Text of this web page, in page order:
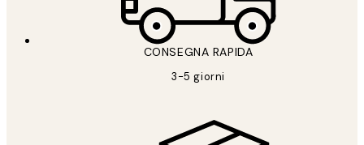
CONSEGNA RAPIDA
3-5 giorni